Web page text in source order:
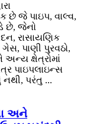
જે પાઇપ, વાલ્વ,
છે, જેનો
રાસાયણિક
પાણી પુરવઠો,
ક્ષેત્રોમાં
પાઇપલાઇન્સ
પરંતુ ...
અને